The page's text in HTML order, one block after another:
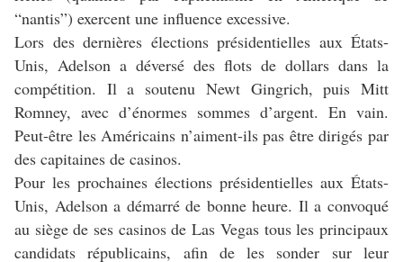
“nantis”) exercent une influence excessive.
Lors des dernières élections présidentielles aux États-
Unis, Adelson a déversé des flots de dollars dans la
compétition. Il a soutenu Newt Gingrich, puis Mitt
Romney, avec d’énormes sommes d’argent. En vain.
Peut-être les Américains n’aiment-ils pas être dirigés par
des capitaines de casinos.
Pour les prochaines élections présidentielles aux États-
Unis, Adelson a démarré de bonne heure. Il a convoqué
au siège de ses casinos de Las Vegas tous les principaux
candidats républicains, afin de les sonder sur leur